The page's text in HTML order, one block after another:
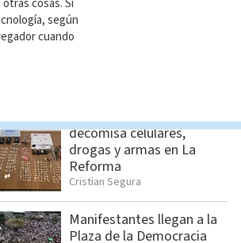
Allanamientos en Limón:
Estos son los detenidos
Policía Penitenciaria
decomisa celulares,
drogas y armas en La
Reforma
Cristian Segura
Manifestantes llegan a la
Plaza de la Democracia
según
cuando